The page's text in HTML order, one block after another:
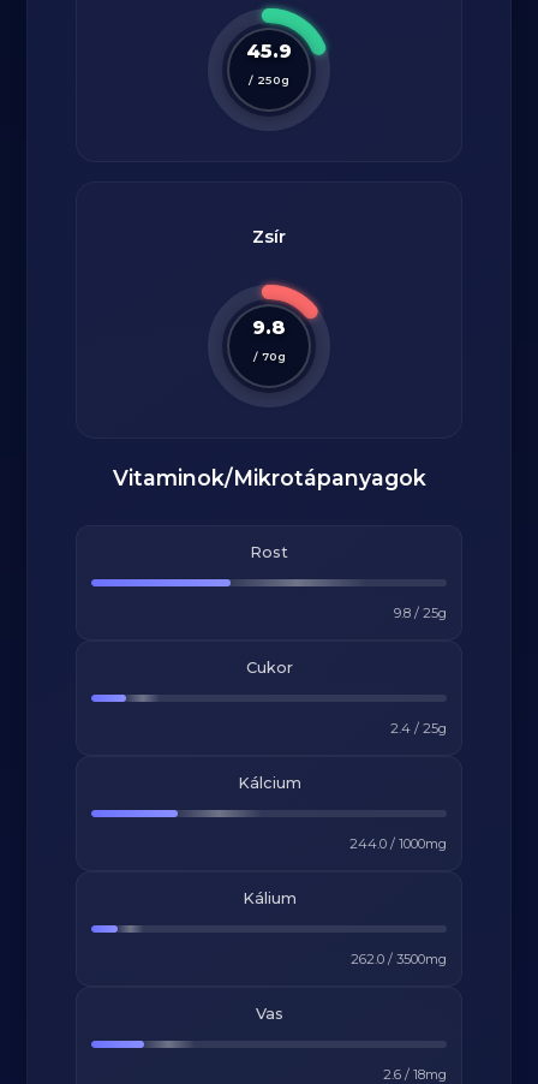
45.9
/ 250g
Zsír
9.8
/ 70g
Vitaminok/Mikrotápanyagok
Rost
9.8/ 25g
Cukor
2.4/ 25g
Kálcium
244.0/ 1000mg
Kálium
262.0/ 3500mg
Vas
2.6/ 18mg